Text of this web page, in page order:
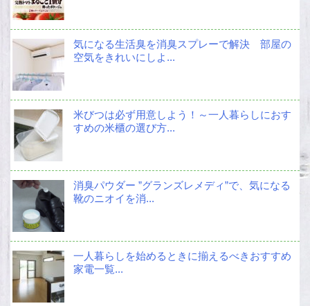
気になる生活臭を消臭スプレーで解決 部屋の
空気をきれいにしよ...
米びつは必ず用意しよう！～一人暮らしにおす
すめの米櫃の選び方...
消臭パウダー ”グランズレメディ”で、気になる
靴のニオイを消...
一人暮らしを始めるときに揃えるべきおすすめ
家電一覧...